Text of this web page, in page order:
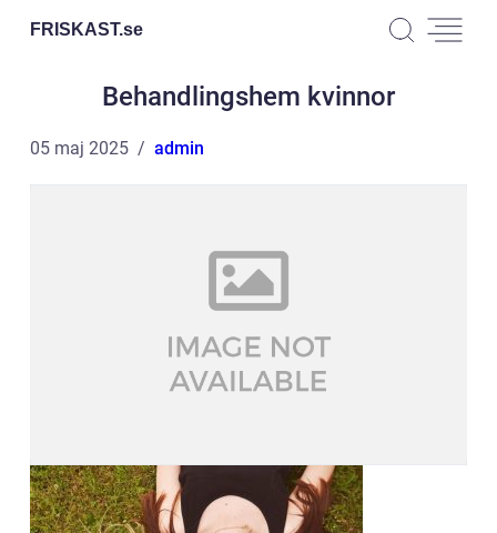
FRISKAST.se
Behandlingshem kvinnor
05 maj 2025 admin